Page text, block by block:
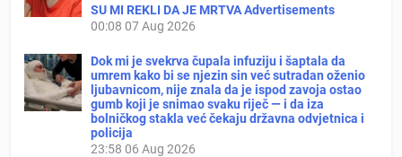
SU MI REKLI DA JE MRTVA Advertisements
00:08 07 Aug 2026
Dok mi je svekrva čupala infuziju i šaptala da
umrem kako bi se njezin sin već sutradan oženio
ljubavnicom, nije znala da je ispod zavoja ostao
gumb koji je snimao svaku riječ — i da iza
bolničkog stakla već čekaju državna odvjetnica i
policija
23:58 06 Aug 2026